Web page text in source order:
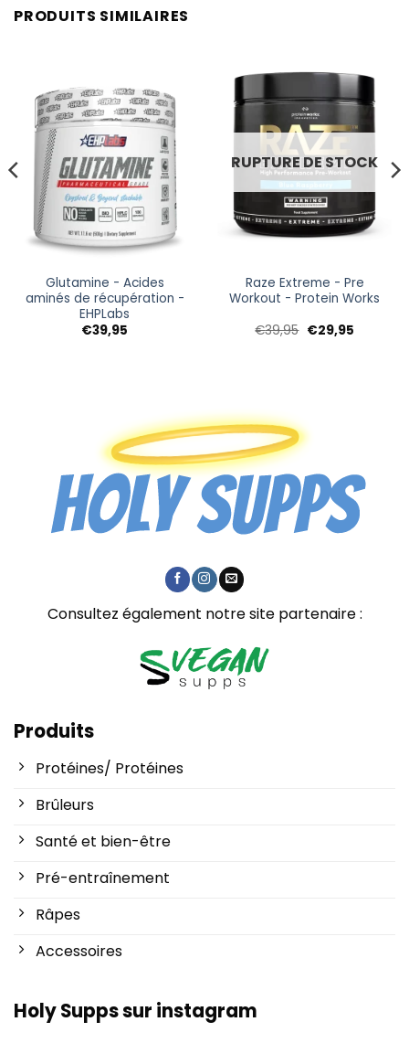
PRODUITS SIMILAIRES
Glutamine - Acides
aminés de récupération -
EHPLabs
€39,95
RUPTURE DE STOCK
Raze Extreme - Pre
Workout - Protein Works
€39,95 Le
€29,95Le
Consultez également notre site partenaire :
Produits
Protéines/ Protéines
Brûleurs
Santé et bien-être
Pré-entraînement
Râpes
Accessoires
Holy Supps sur instagram